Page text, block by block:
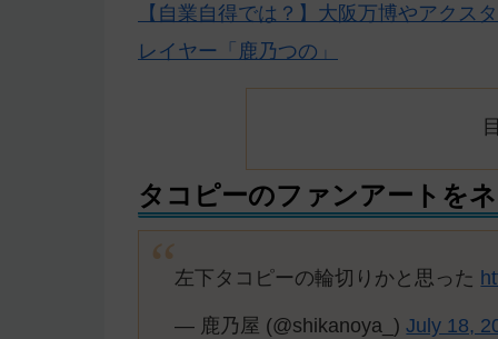
【自業自得では？】大阪万博やアクス
レイヤー「鹿乃つの」
タコピーのファンアートを
左下タコピーの輪切りかと思った
— 鹿乃屋 (@shikanoya_)July 18,